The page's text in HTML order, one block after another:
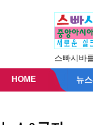
스빠시바
HOME 뉴